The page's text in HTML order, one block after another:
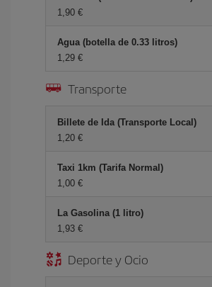
1,90 €
Agua (botella de 0.33 litros)
1,29 €
Transporte
Billete de Ida (Transporte Local)
1,20 €
Taxi 1km (Tarifa Normal)
1,00 €
La Gasolina (1 litro)
1,93 €
Deporte y Ocio